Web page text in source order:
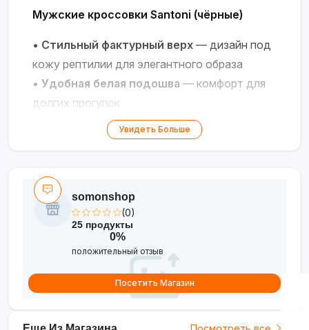
Мужские кроссовки Santoni (чёрные)
• Стильный фактурный верх — дизайн под
кожу рептилии для элегантного образа
• Удобная белая подошва — комфорт для
долгих прогулок
— надёжная фиксация на ноге
Универсальный чёрный цвет
•Качественные материалы
долговечность и уход за внешним видом
Современный стиль и комфорт для ваших
повседневных образов!
Увидеть Больше
somonshop
(0)
25 продукты
0%
положительный отзыв
Посетить Магазин